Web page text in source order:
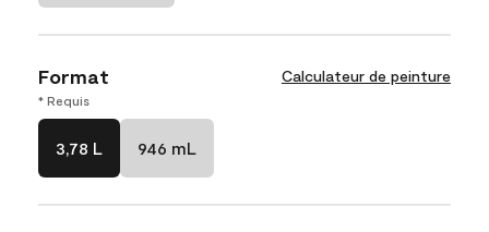
Format Calculateur de peinture
* Requis
3,78 L 946 mL